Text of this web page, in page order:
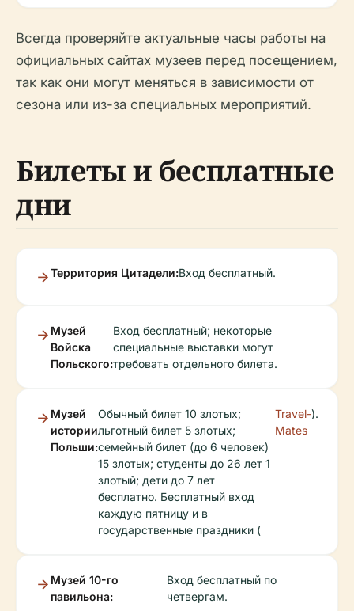
Всегда проверяйте актуальные часы работы на
официальных сайтах музеев перед посещением,
так как они могут меняться в зависимости от
сезона или из-за специальных мероприятий.
Билеты и бесплатные
дни
Территория Цитадели:Вход бесплатный.
Музей
Войска
Польского:
Вход бесплатный; некоторые
специальные выставки могут
требовать отдельного билета.
Музей
истории
Польши:
Обычный билет 10 злотых;
льготный билет 5 злотых;
семейный билет (до 6 человек)
15 злотых; студенты до 26 лет 1
злотый; дети до 7 лет
бесплатно. Бесплатный вход
каждую пятницу и в
государственные праздники (
Travel-
Mates
).
Музей 10-го
павильона:
Вход бесплатный по
четвергам.